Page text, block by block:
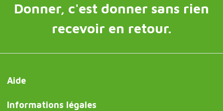
Donner, c'est donner sans rien
recevoir en retour.
Aide
Informations légales